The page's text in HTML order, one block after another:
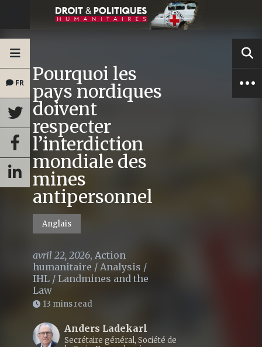
FR Pourquoi les
pays nordiques
doivent
respecter
l’interdiction
mondiale des
mines
antipersonnel
Anglais
avril 22, 2026, Action
humanitaire / Analysis /
IHL / Landmines and the
Law
13 mins read
Anders Ladekarl
Secrétaire général, Société de